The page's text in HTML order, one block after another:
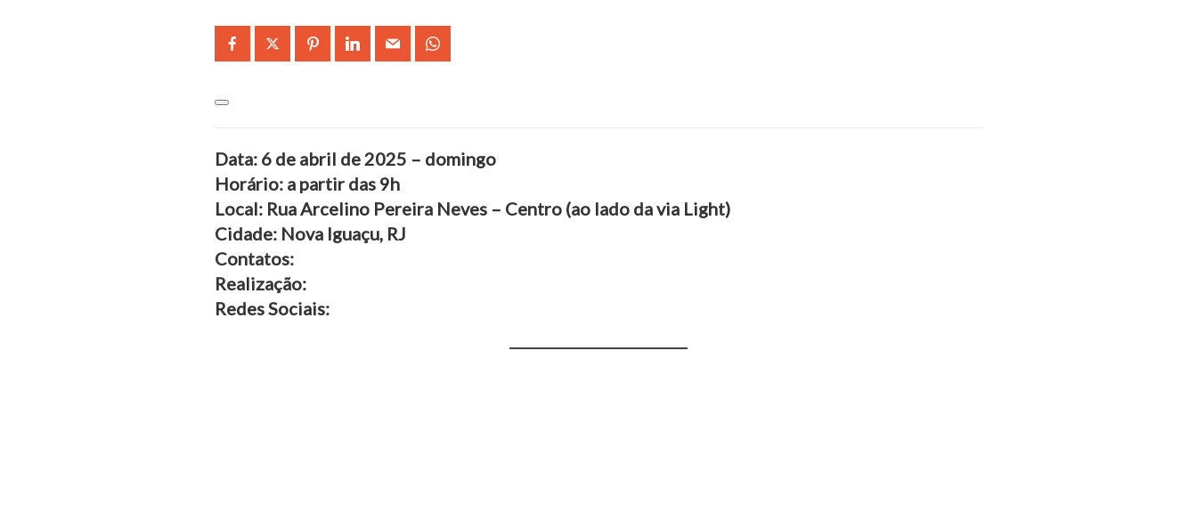
Data: 6 de abril de 2025 – domingo
Horário: a partir das 9h
Local: Rua Arcelino Pereira Neves – Centro (ao lado da via Light)
Cidade: Nova Iguaçu, RJ
Contatos:
Realização:
Redes Sociais: